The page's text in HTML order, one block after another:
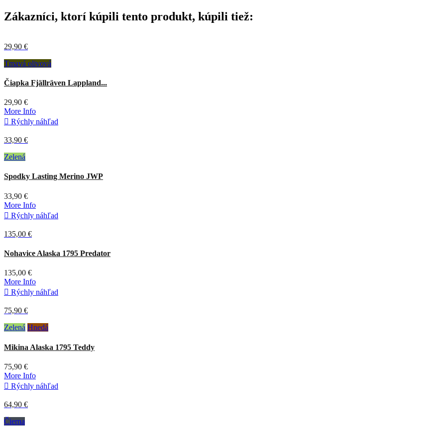
Zákazníci, ktorí kúpili tento produkt, kúpili tiež:
29,90 €
Tmavá olivová
Čiapka Fjällräven Lappland...
29,90 €
More Info
 Rýchly náhľad
33,90 €
Zelená
Spodky Lasting Merino JWP
33,90 €
More Info
 Rýchly náhľad
135,00 €
Nohavice Alaska 1795 Predator
135,00 €
More Info
 Rýchly náhľad
75,90 €
Zelená Hnedá
Mikina Alaska 1795 Teddy
75,90 €
More Info
 Rýchly náhľad
64,90 €
Čierna